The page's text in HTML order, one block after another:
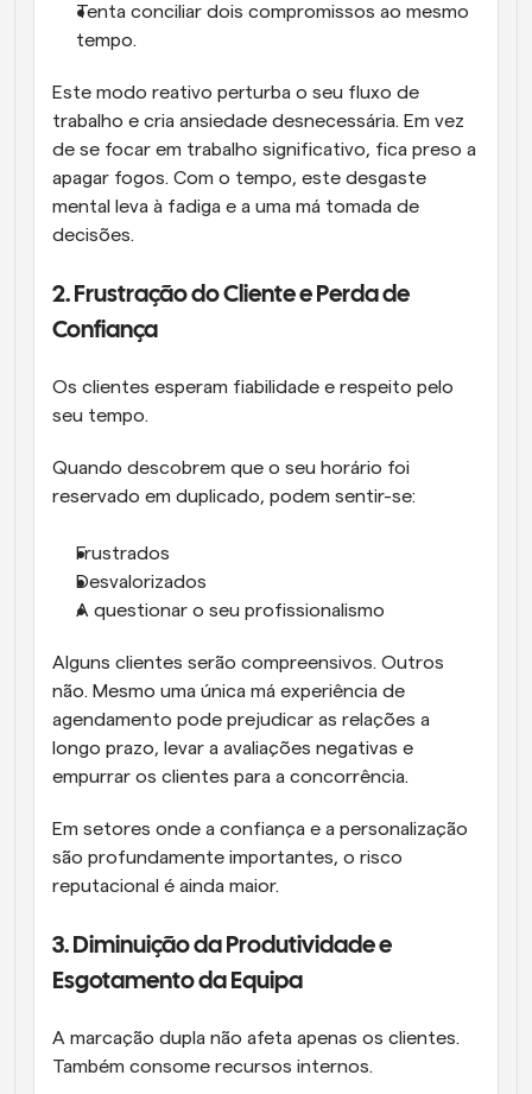
Tenta conciliar dois compromissos ao mesmo
tempo.
Este modo reativo perturba o seu fluxo de
trabalho e cria ansiedade desnecessária. Em vez
de se focar em trabalho significativo, fica preso a
apagar fogos. Com o tempo, este desgaste
mental leva à fadiga e a uma má tomada de
decisões.
2. Frustração do Cliente e Perda de
Confiança
Os clientes esperam fiabilidade e respeito pelo
seu tempo.
Quando descobrem que o seu horário foi
reservado em duplicado, podem sentir-se:
Frustrados
Desvalorizados
A questionar o seu profissionalismo
Alguns clientes serão compreensivos. Outros
não. Mesmo uma única má experiência de
agendamento pode prejudicar as relações a
longo prazo, levar a avaliações negativas e
empurrar os clientes para a concorrência.
Em setores onde a confiança e a personalização
são profundamente importantes, o risco
reputacional é ainda maior.
3. Diminuição da Produtividade e
Esgotamento da Equipa
A marcação dupla não afeta apenas os clientes.
Também consome recursos internos.